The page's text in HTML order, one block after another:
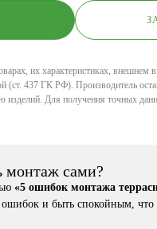
их характеристиках, внешнем
(ст. 437 ГК РФ). Производитель
изделий. Для получения точных
монтаж сами?
«5 ошибок монтажа
и быть спокойным,